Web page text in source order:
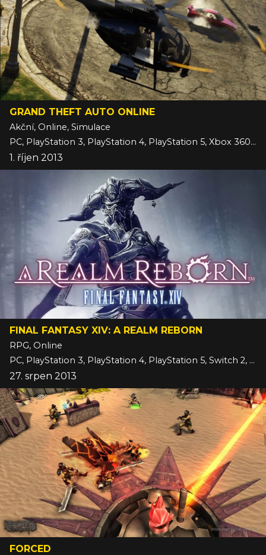
GRAND THEFT AUTO ONLINE
Akční, Online, Simulace
PC, PlayStation 3, PlayStation 4, PlayStation 5, Xbox 360, Xbox One, Xbox Series
1. říjen 2013
FINAL FANTASY XIV: A REALM REBORN
RPG, Online
PC, PlayStation 3, PlayStation 4, PlayStation 5, Switch 2, Xbox Series
27. srpen 2013
FORCED